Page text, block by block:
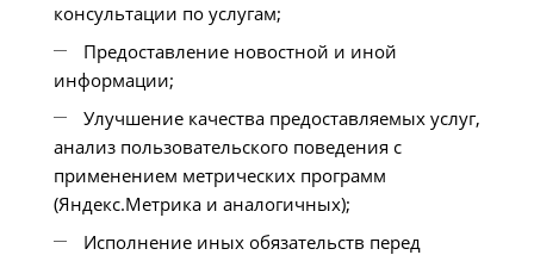
консультации по услугам;
Предоставление новостной и иной
информации;
Улучшение качества предоставляемых услуг,
анализ пользовательского поведения с
применением метрических программ
(Яндекс.Метрика и аналогичных);
Исполнение иных обязательств перед